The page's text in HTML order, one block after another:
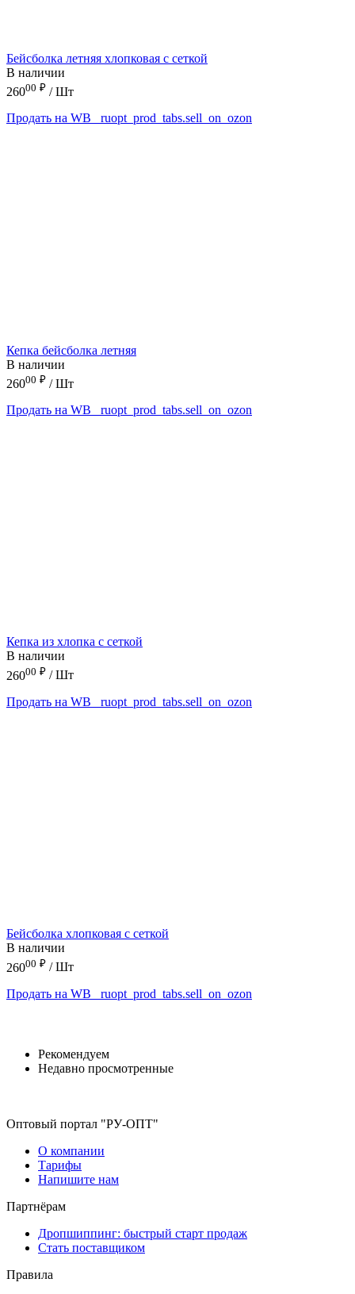
Бейсболка летняя хлопковая с сеткой
В наличии
26000 ₽ / Шт
Продать на WB
_ruopt_prod_tabs.sell_on_ozon
Кепка бейсболка летняя
В наличии
26000 ₽ / Шт
Продать на WB
_ruopt_prod_tabs.sell_on_ozon
Кепка из хлопка с сеткой
В наличии
26000 ₽ / Шт
Продать на WB
_ruopt_prod_tabs.sell_on_ozon
Бейсболка хлопковая с сеткой
В наличии
26000 ₽ / Шт
Продать на WB
_ruopt_prod_tabs.sell_on_ozon
Рекомендуем
Недавно просмотренные
Оптовый портал "РУ-ОПТ"
О компании
Тарифы
Напишите нам
Партнёрам
Дропшиппинг: быстрый старт продаж
Стать поставщиком
Правила